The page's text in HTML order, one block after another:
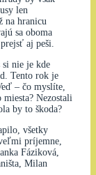
len
na hranicu
sa oboma
aj peši.
si nie je kde
Tento rok je
– čo myslíte,
Nezostali
by to škoda?
všetky
príjemne,
Fáziková,
Milan